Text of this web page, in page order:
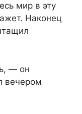
мир в эту
Наконец
— он
вечером